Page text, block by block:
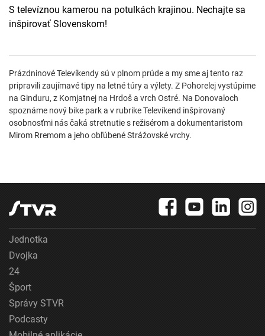
S televíznou kamerou na potulkách krajinou. Nechajte sa
inšpirovať Slovenskom!
Prázdninové Televíkendy sú v plnom prúde a my sme aj tento raz
pripravili zaujímavé tipy na letné túry a výlety. Z Pohorelej vystúpime
na Ginduru, z Komjatnej na Hrdoš a vrch Ostré. Na Donovaloch
spoznáme nový bike park a v rubrike Televíkend inšpirovaný
osobnosťmi nás čaká stretnutie s režisérom a dokumentaristom
Mirom Rremom a jeho obľúbené Strážovské vrchy.
Jednotka
Dvojka
24
Šport
Správy STVR
Podcasty